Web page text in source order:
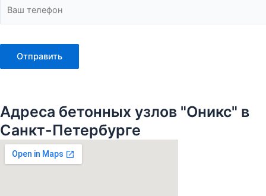
Адреса бетонных узлов "Оникс" в
Санкт-Петербурге